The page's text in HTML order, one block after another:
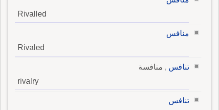
Rivalled
منافس
Rivaled
تنافس , منافسة
rivalry
تنافس